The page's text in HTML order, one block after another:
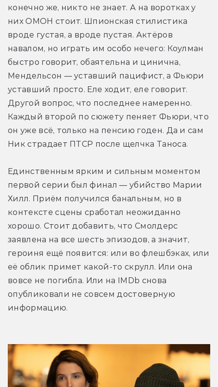
конечно же, никто не знает. А на воротках у
них ОМОН стоит. Шпионская стилистика
вроде густая, а вроде пустая. Актёров
навалом, но играть им особо нечего: Коулман
быстро говорит, обаятельна и цинична,
Мендельсон — уставший пацифист, а Фьюри
уставший просто. Еле ходит, еле говорит.
Другой вопрос, что последнее намеренно.
Каждый второй по сюжету пеняет Фьюри, что
он уже всё, только на пенсию годен. Да и сам
Ник страдает ПТСР после щелчка Таноса.
Единственным ярким и сильным моментом
первой серии был финал — убийство Марии
Хилл. Приём получился банальным, но в
контексте сцены сработал неожиданно
хорошо. Стоит добавить, что Смолдерс
заявлена на все шесть эпизодов, а значит,
героиня ещё появится: или во флешбэках, или
её облик примет какой-то скрулл. Или она
вовсе не погибла. Или на IMDb снова
опубликовали не совсем достоверную
информацию.